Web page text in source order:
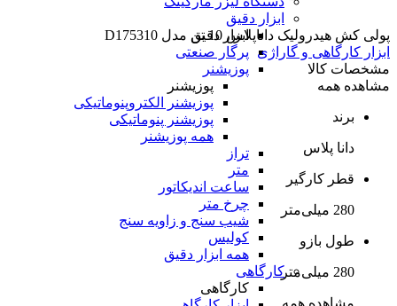
ابزار دقیق
ابزار دقیق
پرگار صنعتی
پوزیشنر
پوزیشنر
پوزیشنر الکتروپنوماتیکی
پوزیشنر پنوماتیکی
همه پوزیشنر
تراز
متر
ساعت اندیکاتور
چرخ متر
شیب سنج و زاویه سنج
کولیس
همه ابزار دقیق
کارگاهی
کارگاهی
پولی کش هیدرولیک داناپلاس 10 تن مدل D175310
ابزار کارگاهی و گاراژی
مشخصات کالا
مشاهده همه
برند
دانا پلاس
قطر کارگیر
280 میلی‌متر
طول بازو
280 میلی‌متر
مشاهده همه